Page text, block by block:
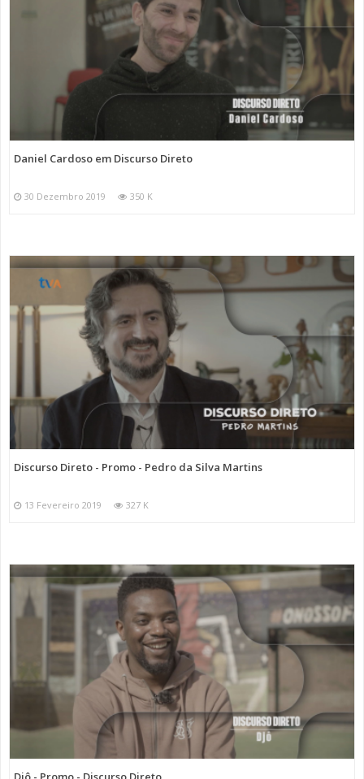
Daniel Cardoso em Discurso Direto
30 Dezembro 2019 350 K
Discurso Direto - Promo - Pedro da Silva Martins
13 Fevereiro 2019 327 K